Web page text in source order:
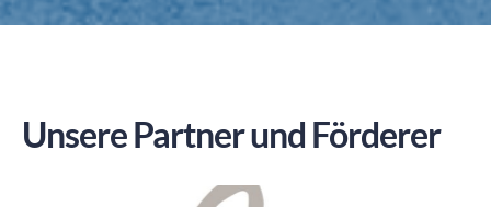
Unsere Partner und Förderer